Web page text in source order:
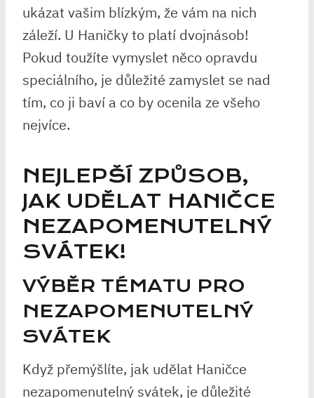
ukázat vašim blízkým, že vám na nich
záleží. U Haničky to platí dvojnásob!
Pokud toužíte vymyslet něco opravdu
speciálního, je důležité zamyslet se nad
tím, co ji baví a co by ocenila ze všeho
nejvíce.
NEJLEPŠÍ ZPŮSOB,
JAK UDĚLAT HANIČCE
NEZAPOMENUTELNÝ
SVÁTEK!
VÝBĚR TÉMATU PRO
NEZAPOMENUTELNÝ
SVÁTEK
Když přemýšlíte, jak udělat Haničce
nezapomenutelný svátek, je důležité